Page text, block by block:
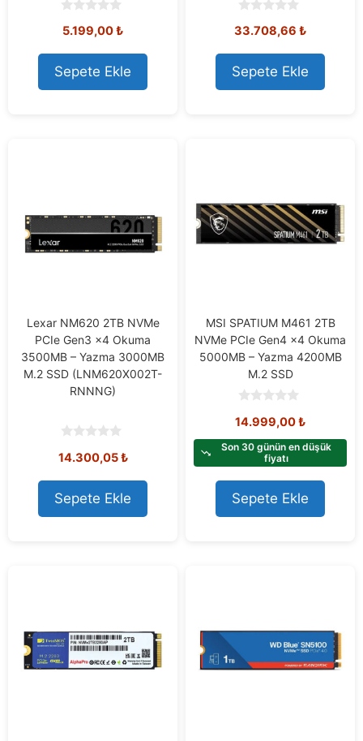
o
t
o
f
5
5.199,00₺
Sepete Ekle
o
t
o
f
5
33.708,66 ₺
Sepete Ekle
Lexar NM620 2TB NVMe
PCIe Gen3 x4 Okuma
3500MB – Yazma 3000MB
M.2 SSD (LNM620X002T-
RNNNG)
o
t
o
f
5
14.300,05₺
Sepete Ekle
MSI SPATIUM M461 2TB
NVMe PCIe Gen4 x4 Okuma
5000MB – Yazma 4200MB
M.2 SSD
o
t
f
5
14.999,00₺
Son 30 günün en düşük
fiyatı
Sepete Ekle